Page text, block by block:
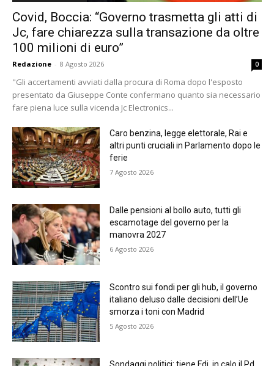
Covid, Boccia: “Governo trasmetta gli atti di
Jc, fare chiarezza sulla transazione da oltre
100 milioni di euro”
Redazione - 8 Agosto 2026 0
"Gli accertamenti avviati dalla procura di Roma dopo l'esposto
presentato da Giuseppe Conte confermano quanto sia necessario
fare piena luce sulla vicenda Jc Electronics...
Caro benzina, legge elettorale, Rai e
altri punti cruciali in Parlamento dopo le
ferie
7 Agosto 2026
Dalle pensioni al bollo auto, tutti gli
escamotage del governo per la
manovra 2027
6 Agosto 2026
Scontro sui fondi per gli hub, il governo
italiano deluso dalle decisioni dell’Ue
smorza i toni con Madrid
5 Agosto 2026